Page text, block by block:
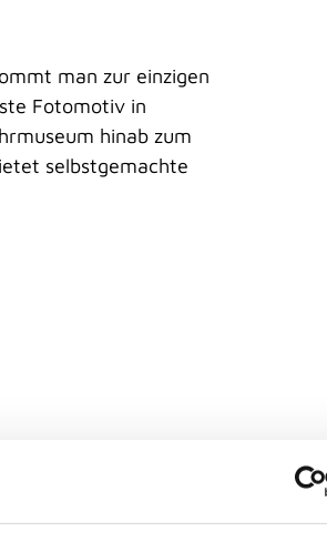
man zur einzigen
Fotomotiv in
hinab zum
selbstgemachte